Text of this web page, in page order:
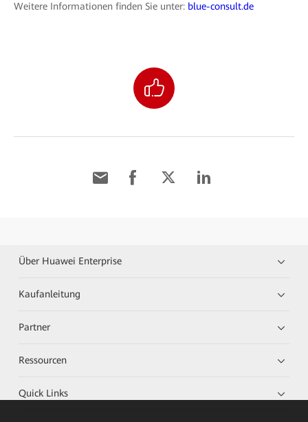
Weitere Informationen finden Sie unter: blue-consult.de
Über Huawei Enterprise
Kaufanleitung
Partner
Ressourcen
Quick Links